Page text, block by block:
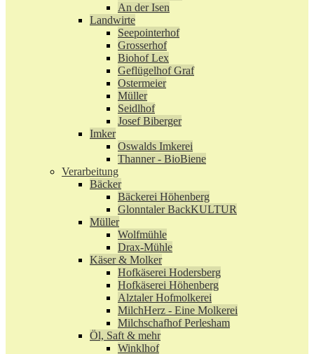
An der Isen
Landwirte
Seepointerhof
Grosserhof
Biohof Lex
Geflügelhof Graf
Ostermeier
Müller
Seidlhof
Josef Biberger
Imker
Oswalds Imkerei
Thanner - BioBiene
Verarbeitung
Bäcker
Bäckerei Höhenberg
Glonntaler BackKULTUR
Müller
Wolfmühle
Drax-Mühle
Käser & Molker
Hofkäserei Hodersberg
Hofkäserei Höhenberg
Alztaler Hofmolkerei
MilchHerz - Eine Molkerei
Milchschafhof Perlesham
Öl, Saft & mehr
Winklhof